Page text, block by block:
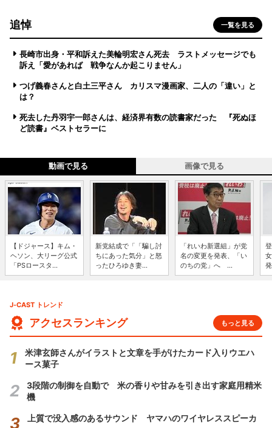
追悼 一覧を見る
長崎市出身・平和訴えた美輪明宏さん死去 ラストメッセージでも
訴え「愛があれば 戦争なんか起こりません」
つげ義春さんと白土三平さん カリスマ漫画家、二人の「違い」と
は？
死去した丹羽宇一郎さんは、経済界有数の読書家だった 『死ぬほ
ど読書』ベストセラーに
動画で見る 画像で見る
【ドジャース】キム・
ヘソン、大リーグ公式
「PSロースタ...
新党結成で「「騙し討
ちにあった気分」と怒
ったひろゆき妻...
「れいわ新選組」が党
名の変更を発表、「い
のちの党」へ ...
J-CAST トレンド
アクセスランキング もっと見る
米津玄師さんがイラストと文章を手がけたカード入りウエハ
ース菓子
3段階の制御を自動で 米の香りや甘みを引き出す家庭用精米
機
上質で没入感のあるサウンド ヤマハのワイヤレススピーカ